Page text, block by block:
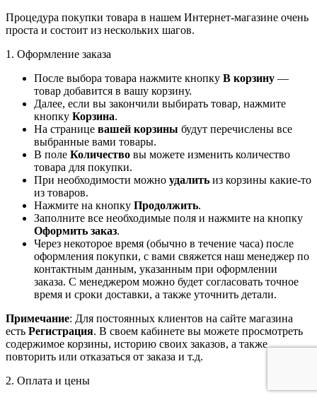
Процедура покупки товара в нашем Интернет-магазине очень
проста и состоит из нескольких шагов.
1. Оформление заказа
После выбора товара нажмите кнопку В корзину —
товар добавится в вашу корзину.
Далее, если вы закончили выбирать товар, нажмите
кнопку Корзина.
На странице вашей корзины будут перечислены все
выбранные вами товары.
В поле Количество вы можете изменить количество
товара для покупки.
При необходимости можно удалить из корзины какие-то
из товаров.
Нажмите на кнопку Продолжить.
Заполните все необходимые поля и нажмите на кнопку
Оформить заказ.
Через некоторое время (обычно в течение часа) после
оформления покупки, с вами свяжется наш менеджер по
контактным данным, указанным при оформлении
заказа. С менеджером можно будет согласовать точное
время и сроки доставки, а также уточнить детали.
Примечание: Для постоянных клиентов на сайте магазина
есть Регистрация. В своем кабинете вы можете просмотреть
содержимое корзины, историю своих заказов, а также
повторить или отказаться от заказа и т.д.
2. Оплата и цены